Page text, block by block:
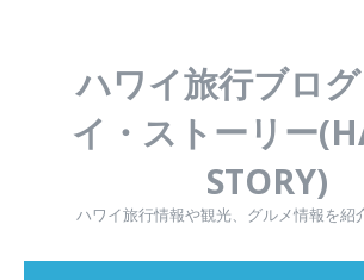
ハワイ旅行ブロ
イ・ストーリー
STORY)
ハワイ旅行情報や観光、グルメ情報を紹